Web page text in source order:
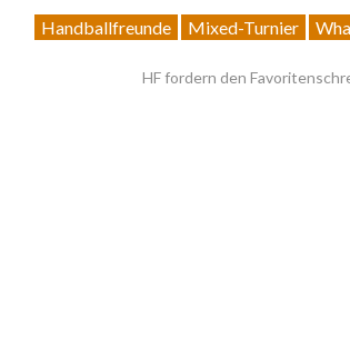
Handballfreunde Mixed-Turnier
HF fordern den